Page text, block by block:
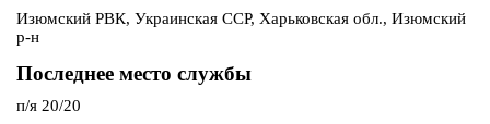
Изюмский РВК, Украинская ССР, Харьковская обл., Изюмский
р-н
Последнее место службы
п/я 20/20